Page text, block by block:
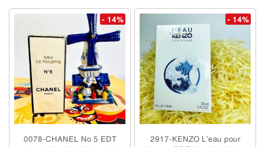
- 14%
0078-CHANEL No 5 EDT
- 14%
2917-KENZO L’eau pour